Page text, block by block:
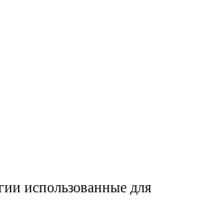
использованные для